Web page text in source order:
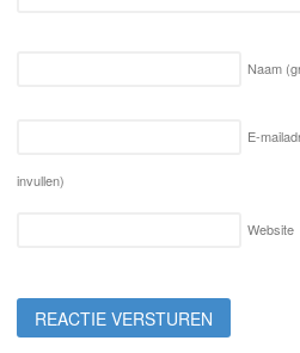
Naam
E-
invullen)
Website